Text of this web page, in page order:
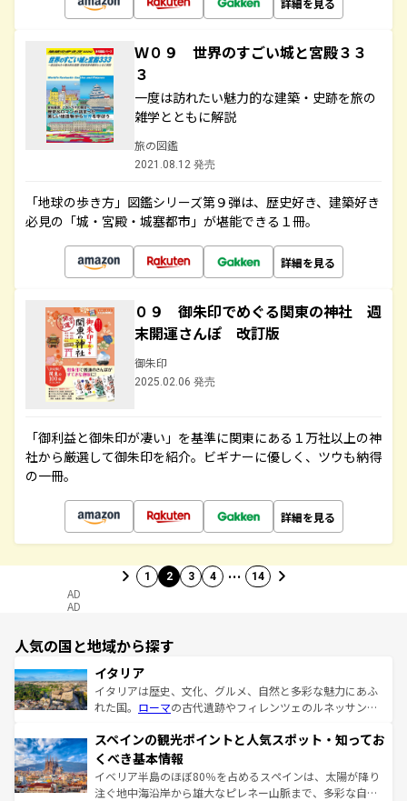
Ｗ０９ 世界のすごい城と宮殿３３
３
一度は訪れたい魅力的な建築・史跡を旅の
雑学とともに解説
旅の図鑑
2021.08.12 発売
「地球の歩き方」図鑑シリーズ第９弾は、歴史好き、建築好き
必見の「城・宮殿・城塞都市」が堪能できる１冊。
詳細を見る
０９ 御朱印でめぐる関東の神社 週
末開運さんぽ 改訂版
御朱印
2025.02.06 発売
「御利益と御朱印が凄い」を基準に関東にある１万社以上の神
社から厳選して御朱印を紹介。ビギナーに優しく、ツウも納得
の一冊。
詳細を見る
1 2 3 4 … 14
AD
AD
人気の国と地域から探す
イタリア
イタリアは歴史、文化、グルメ、自然と多彩な魅力にあふ
れた国。 ローマの古代遺跡やフィレンツェのルネッサンス
ろん、トスカーナの美しい田園風景やアマルフィ海岸の絶
景など、自然景観も見逃せない。観光の合間には、本場の
ピザやパスタなど、絶品のイタリア料理を堪能することも
できる。朝目覚めてから夜眠るまで、すべての瞬間を楽し
スペインの観光ポイントと人気スポット・知ってお
くべき基本情報
イベリア半島のほぼ80％を占めるスペインは、太陽が降り
注ぐ地中海沿岸から雄大なピレネー山脈まで、多彩な自然